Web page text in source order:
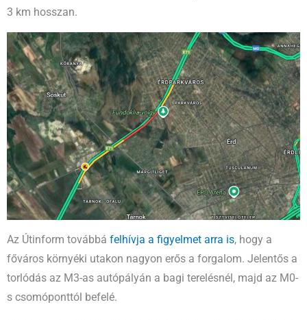
3 km hosszan.
Az Útinform továbbá felhívja a figyelmet arra is, hogy a
főváros környéki utakon nagyon erős a forgalom. Jelentős a
torlódás az M3-as autópályán a bagi terelésnél, majd az M0-
s csomóponttól befelé.